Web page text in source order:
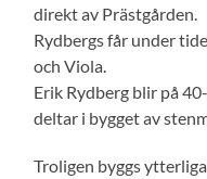
direkt av Prästgården.
Rydbergs får under
och Viola.
Erik Rydberg blir på
deltar i bygget av
Troligen byggs